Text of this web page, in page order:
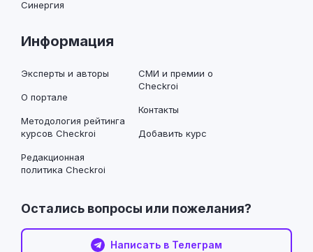
Синергия
Информация
Эксперты и авторы
О портале
Методология рейтинга
курсов Checkroi
Редакционная
политика Checkroi
СМИ и премии о
Checkroi
Контакты
Добавить курс
Остались вопросы или пожелания?
Написать в Телеграм